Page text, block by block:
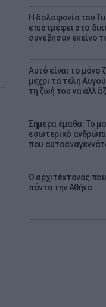
Η δολοφονία του
επιστρέφει στο
συνέβησαν εκείνο
Αυτό είναι το μόνο
μέχρι τα τέλη
τη ζωή του να
Σήμερα έμαθα: Το
εσωτερικό
που
Ο αρχιτέκτονας
πάντα την Αθήνα